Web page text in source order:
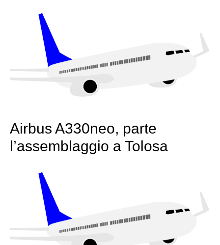
Airbus A330neo, parte
l’assemblaggio a Tolosa